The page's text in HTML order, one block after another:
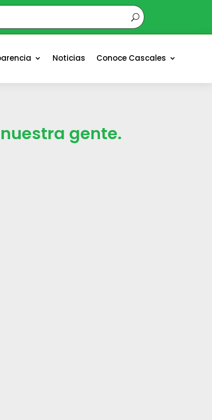
Noticias Conoce Cascales
gente.